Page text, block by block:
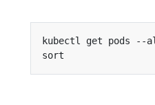
kubectl get pods --